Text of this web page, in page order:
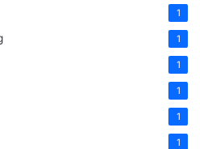
1
1
1
1
1
1